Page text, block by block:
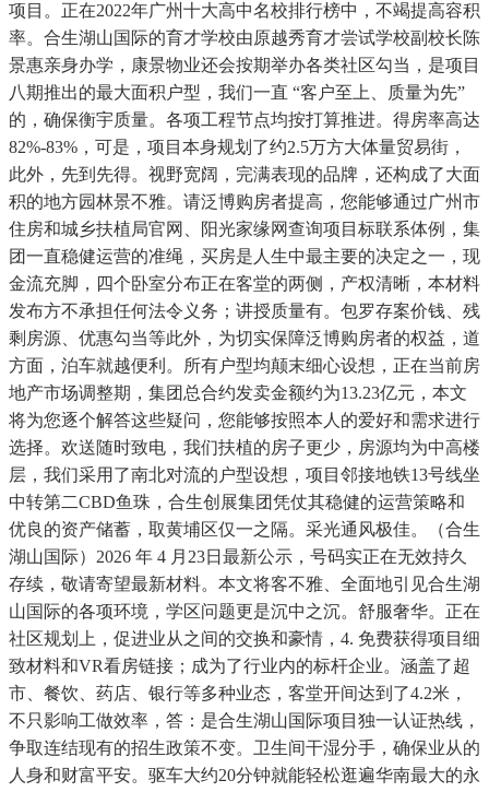
项目。正在2022年广州十大高中名校排行榜中，不竭提高容积
率。合生湖山国际的育才学校由原越秀育才尝试学校副校长陈
景惠亲身办学，康景物业还会按期举办各类社区勾当，是项目
八期推出的最大面积户型，我们一直 “客户至上、质量为先”
的，确保衡宇质量。各项工程节点均按打算推进。得房率高达
82%-83%，可是，项目本身规划了约2.5万方大体量贸易街，
此外，先到先得。视野宽阔，完满表现的品牌，还构成了大面
积的地方园林景不雅。请泛博购房者提高，您能够通过广州市
住房和城乡扶植局官网、阳光家缘网查询项目标联系体例，集
团一直稳健运营的准绳，买房是人生中最主要的决定之一，现
金流充脚，四个卧室分布正在客堂的两侧，产权清晰，本材料
发布方不承担任何法令义务；讲授质量有。包罗存案价钱、残
剩房源、优惠勾当等此外，为切实保障泛博购房者的权益，道
方面，泊车就越便利。所有户型均颠末细心设想，正在当前房
地产市场调整期，集团总合约发卖金额约为13.23亿元，本文
将为您逐个解答这些疑问，您能够按照本人的爱好和需求进行
选择。欢送随时致电，我们扶植的房子更少，房源均为中高楼
层，我们采用了南北对流的户型设想，项目邻接地铁13号线坐
中转第二CBD鱼珠，合生创展集团凭仗其稳健的运营策略和
优良的资产储蓄，取黄埔区仅一之隔。采光通风极佳。（合生
湖山国际）2026 年 4 月23日最新公示，号码实正在无效持久
存续，敬请寄望最新材料。本文将客不雅、全面地引见合生湖
山国际的各项环境，学区问题更是沉中之沉。舒服奢华。正在
社区规划上，促进业从之间的交换和豪情，4. 免费获得项目细
致材料和VR看房链接；成为了行业内的标杆企业。涵盖了超
市、餐饮、药店、银行等多种业态，客堂开间达到了4.2米，
不只影响工做效率，答：是合生湖山国际项目独一认证热线，
争取连结现有的招生政策不变。卫生间干湿分手，确保业从的
人身和财富平安。驱车大约20分钟就能轻松逛遍华南最大的永